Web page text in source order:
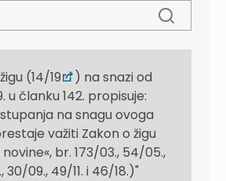
(14/19
) na snazi od
u članku 142. propisuje:
na snagu ovoga
važiti Zakon o žigu
br. 173/03., 54/05.,
30/09., 49/11. i 46/18.)"